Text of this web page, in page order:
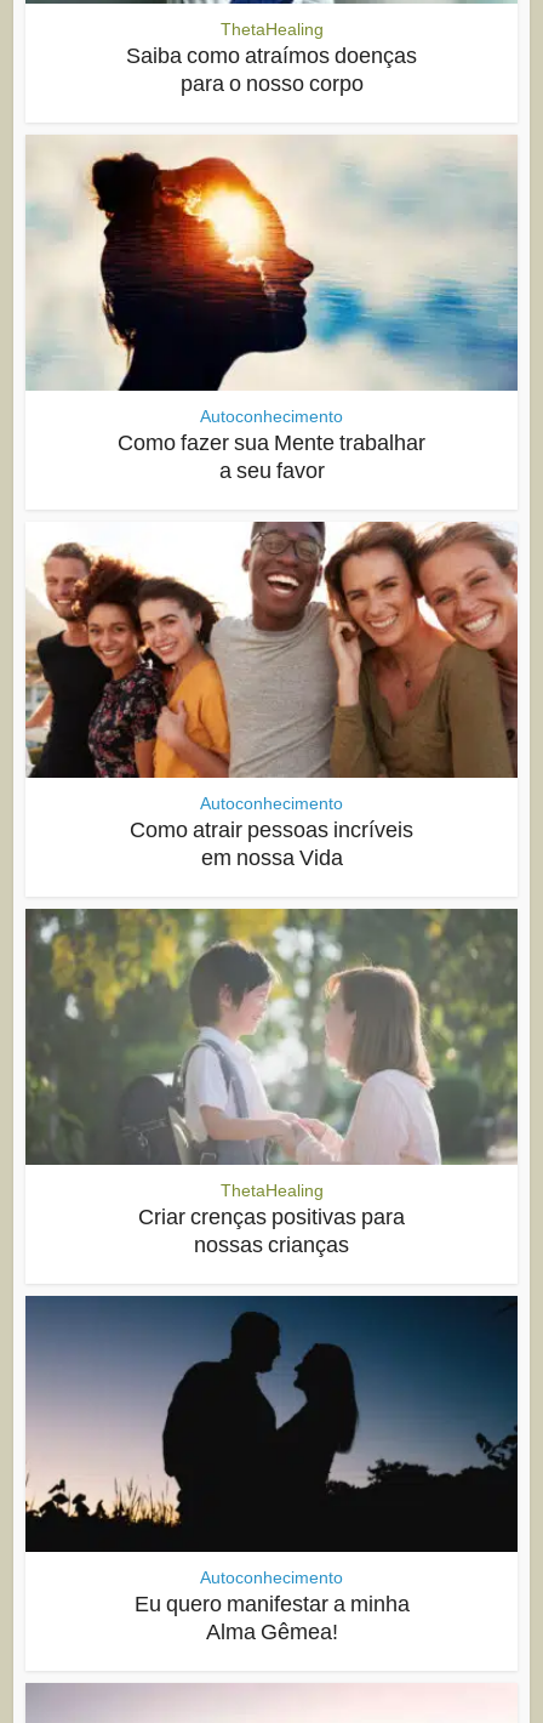
ThetaHealing
Saiba como atraímos doenças
para o nosso corpo
Autoconhecimento
Como fazer sua Mente trabalhar
a seu favor
Autoconhecimento
Como atrair pessoas incríveis
em nossa Vida
ThetaHealing
Criar crenças positivas para
nossas crianças
Autoconhecimento
Eu quero manifestar a minha
Alma Gêmea!